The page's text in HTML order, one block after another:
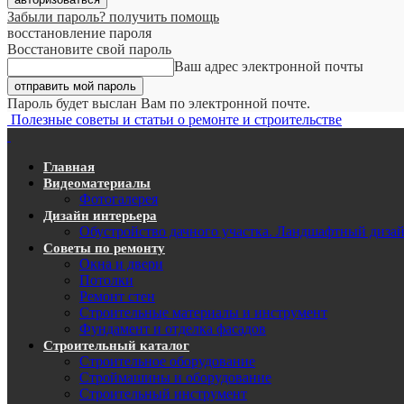
Забыли пароль? получить помощь
восстановление пароля
Восстановите свой пароль
Ваш адрес электронной почты
Пароль будет выслан Вам по электронной почте.
Полезные советы и статьи о ремонте и строительстве
Главная
Видеоматериалы
Фотогалерея
Дизайн интерьера
Обустройство дачного участка. Ландшафтный
Советы по ремонту
Окна и двери
Потолки
Ремонт стен
Строительные материалы и инструмент
Фундамент и отделка фасадов
Строительный каталог
Строительное оборудование
Строймашины и оборудование
Строительный инструмент